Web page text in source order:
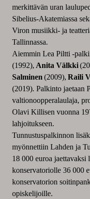
merkittävän uran
Sibelius-Akatemiassa
Viron musiikki- ja
Tallinnassa.
Aiemmin Lea Piltti -
(1992), Anita Välkki
Salminen (2009), Raili
(2019). Palkinto jaetaan
valtionoopperalaulaja,
Olavi Killisen vuonna
lahjoitukseen.
Tunnustuspalkinnon
myönnettiin Lahden ja
18 000 euroa
konservatoriolle 36 000
konservatorion
opiskelijoille.